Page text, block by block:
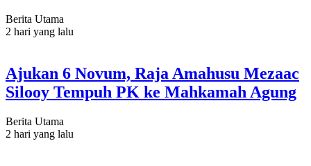
Berita Utama
2 hari yang lalu
Ajukan 6 Novum, Raja Amahusu Mezaac
Silooy Tempuh PK ke Mahkamah Agung
Berita Utama
2 hari yang lalu